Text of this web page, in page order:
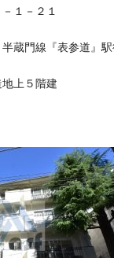
１－２１
蔵門線『表参道』
上５階建